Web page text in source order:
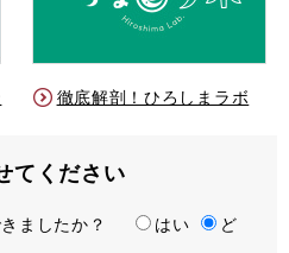
徹底解剖！ひろしまラボ
てください
きましたか？ はい
ど